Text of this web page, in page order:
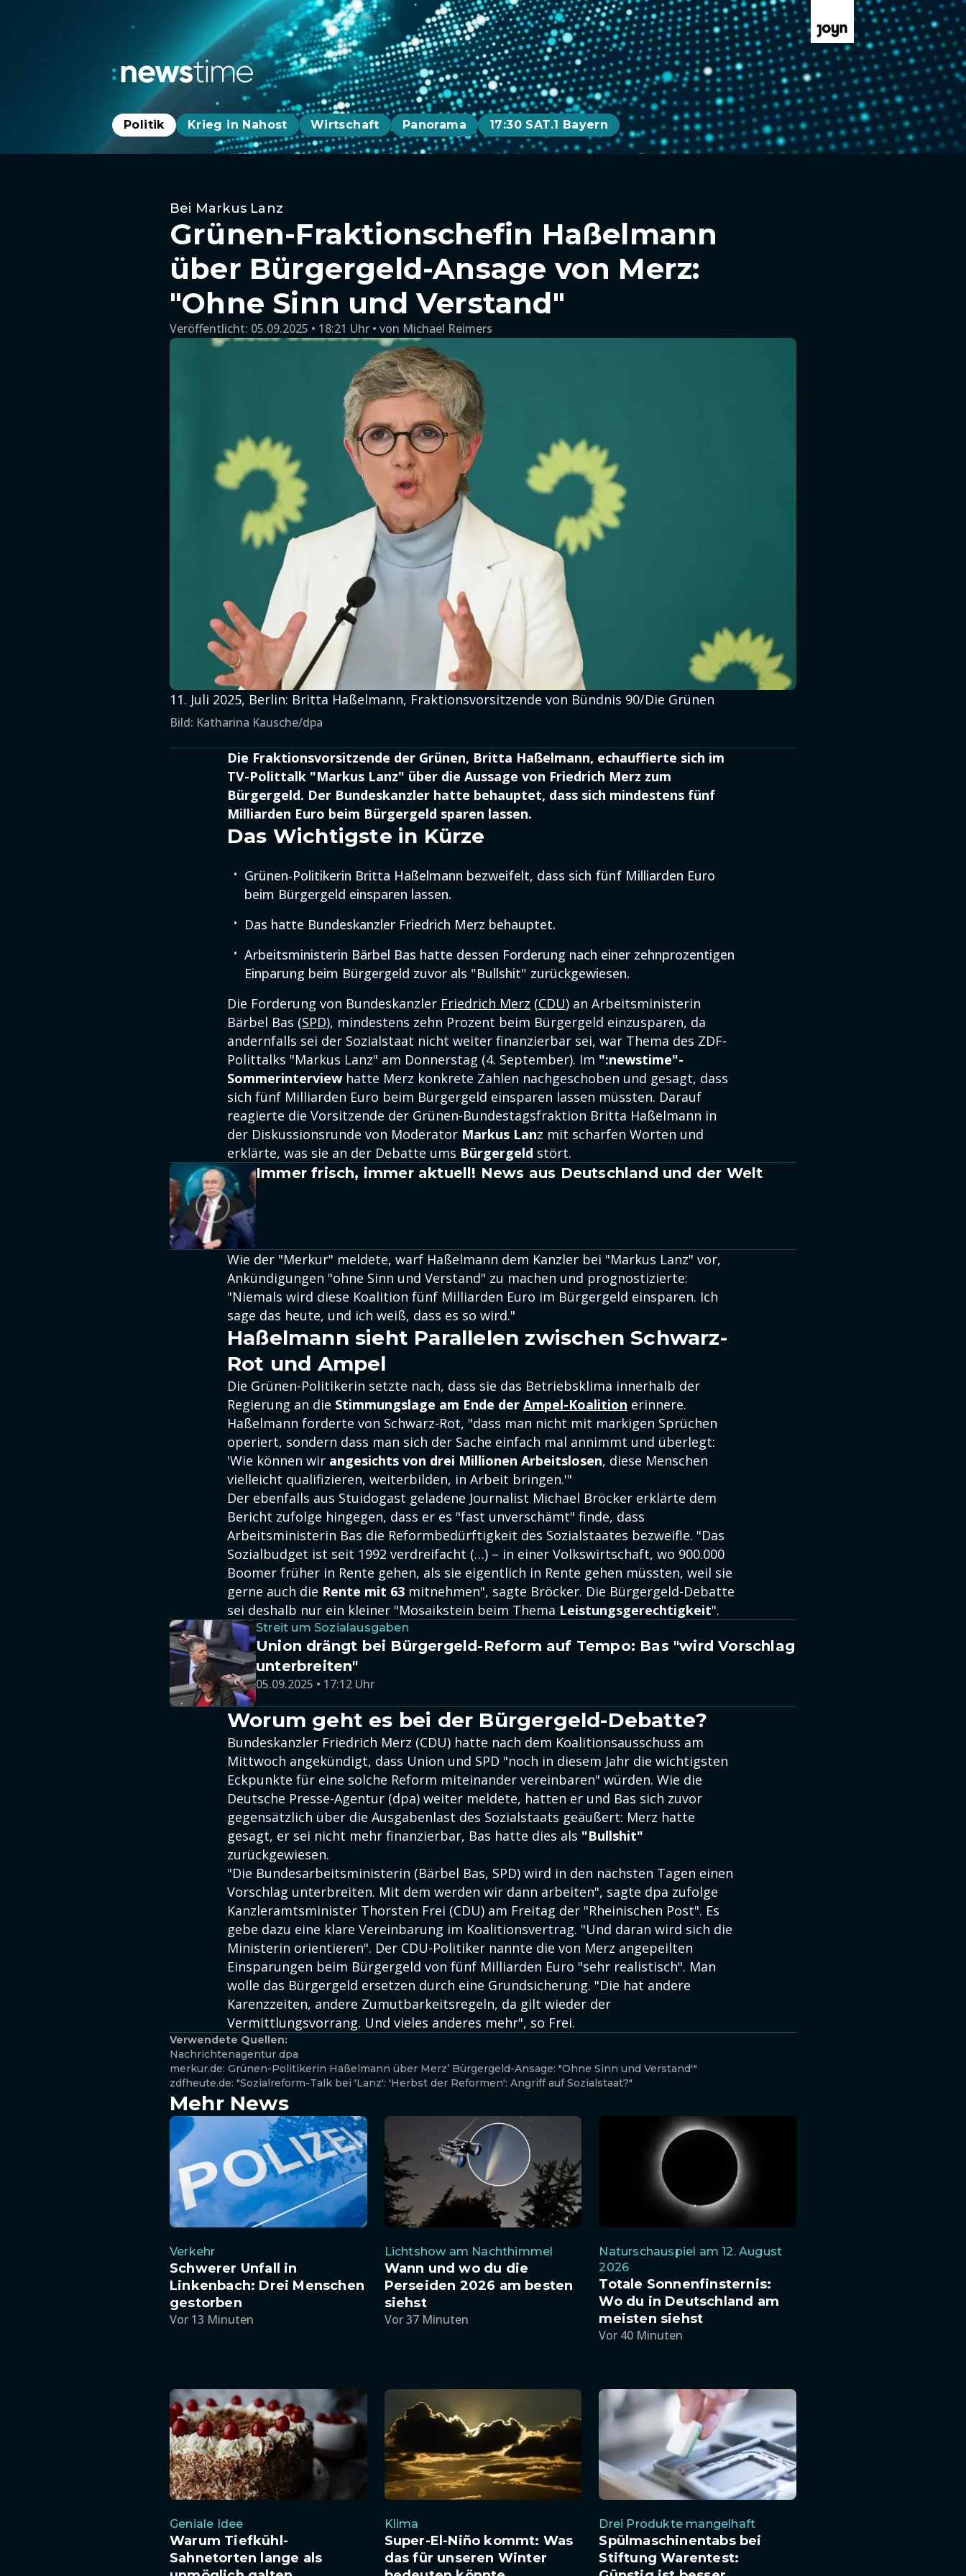
Politik Krieg in Nahost Wirtschaft Panorama 17:30 SAT.1 Bayern
Bei Markus Lanz
Grünen-Fraktionschefin Haßelmann
über Bürgergeld-Ansage von Merz:
"Ohne Sinn und Verstand"
Veröffentlicht: 05.09.2025 • 18:21 Uhr von Michael Reimers
11. Juli 2025, Berlin: Britta Haßelmann, Fraktionsvorsitzende von Bündnis 90/Die Grünen
Bild: Katharina Kausche/dpa
Die Fraktionsvorsitzende der Grünen, Britta Haßelmann, echauffierte sich im
TV-Polittalk "Markus Lanz" über die Aussage von Friedrich Merz zum
Bürgergeld. Der Bundeskanzler hatte behauptet, dass sich mindestens fünf
Milliarden Euro beim Bürgergeld sparen lassen.
Das Wichtigste in Kürze
Grünen-Politikerin Britta Haßelmann bezweifelt, dass sich fünf Milliarden Euro
beim Bürgergeld einsparen lassen.
Das hatte Bundeskanzler Friedrich Merz behauptet.
Arbeitsministerin Bärbel Bas hatte dessen Forderung nach einer zehnprozentigen
Einparung beim Bürgergeld zuvor als "Bullshit" zurückgewiesen.
Die Forderung von Bundeskanzler Friedrich Merz (CDU) an Arbeitsministerin
Bärbel Bas (SPD), mindestens zehn Prozent beim Bürgergeld einzusparen, da
andernfalls sei der Sozialstaat nicht weiter finanzierbar sei, war Thema des ZDF-
Polittalks "Markus Lanz" am Donnerstag (4. September). Im ":newstime"-
Sommerinterviewhatte Merz konkrete Zahlen nachgeschoben und gesagt, dass
sich fünf Milliarden Euro beim Bürgergeld einsparen lassen müssten. Darauf
reagierte die Vorsitzende der Grünen-Bundestagsfraktion Britta Haßelmann in
der Diskussionsrunde von Moderator Markus Lanz mit scharfen Worten und
erklärte, was sie an der Debatte ums Bürgergeld stört.
Immer frisch, immer aktuell! News aus Deutschland und der Welt
Wie der "Merkur" meldete, warf Haßelmann dem Kanzler bei "Markus Lanz" vor,
Ankündigungen "ohne Sinn und Verstand" zu machen und prognostizierte:
"Niemals wird diese Koalition fünf Milliarden Euro im Bürgergeld einsparen. Ich
sage das heute, und ich weiß, dass es so wird."
Haßelmann sieht Parallelen zwischen Schwarz-
Rot und Ampel
Die Grünen-Politikerin setzte nach, dass sie das Betriebsklima innerhalb der
Regierung an die Stimmungslage am Ende der Ampel-Koalition erinnere.
Haßelmann forderte von Schwarz-Rot, "dass man nicht mit markigen Sprüchen
operiert, sondern dass man sich der Sache einfach mal annimmt und überlegt:
'Wie können wir angesichts von drei Millionen Arbeitslosen, diese Menschen
vielleicht qualifizieren, weiterbilden, in Arbeit bringen.'"
Der ebenfalls aus Stuidogast geladene Journalist Michael Bröcker erklärte dem
Bericht zufolge hingegen, dass er es "fast unverschämt" finde, dass
Arbeitsministerin Bas die Reformbedürftigkeit des Sozialstaates bezweifle. "Das
Sozialbudget ist seit 1992 verdreifacht (…) – in einer Volkswirtschaft, wo 900.000
Boomer früher in Rente gehen, als sie eigentlich in Rente gehen müssten, weil sie
gerne auch die Rente mit 63 mitnehmen", sagte Bröcker. Die Bürgergeld-Debatte
sei deshalb nur ein kleiner "Mosaikstein beim Thema Leistungsgerechtigkeit".
Streit um Sozialausgaben
Union drängt bei Bürgergeld-Reform auf Tempo: Bas "wird Vorschlag
unterbreiten"
05.09.2025 • 17:12 Uhr
Worum geht es bei der Bürgergeld-Debatte?
Bundeskanzler Friedrich Merz (CDU) hatte nach dem Koalitionsausschuss am
Mittwoch angekündigt, dass Union und SPD "noch in diesem Jahr die wichtigsten
Eckpunkte für eine solche Reform miteinander vereinbaren" würden. Wie die
Deutsche Presse-Agentur (dpa) weiter meldete, hatten er und Bas sich zuvor
gegensätzlich über die Ausgabenlast des Sozialstaats geäußert: Merz hatte
gesagt, er sei nicht mehr finanzierbar, Bas hatte dies als "Bullshit"
zurückgewiesen.
"Die Bundesarbeitsministerin (Bärbel Bas, SPD) wird in den nächsten Tagen einen
Vorschlag unterbreiten. Mit dem werden wir dann arbeiten", sagte dpa zufolge
Kanzleramtsminister Thorsten Frei (CDU) am Freitag der "Rheinischen Post". Es
gebe dazu eine klare Vereinbarung im Koalitionsvertrag. "Und daran wird sich die
Ministerin orientieren". Der CDU-Politiker nannte die von Merz angepeilten
Einsparungen beim Bürgergeld von fünf Milliarden Euro "sehr realistisch". Man
wolle das Bürgergeld ersetzen durch eine Grundsicherung. "Die hat andere
Karenzzeiten, andere Zumutbarkeitsregeln, da gilt wieder der
Vermittlungsvorrang. Und vieles anderes mehr", so Frei.
Verwendete Quellen:
Nachrichtenagentur dpa
merkur.de: Grünen-Politikerin Haßelmann über Merz’ Bürgergeld-Ansage: "Ohne Sinn und Verstand'"
zdfheute.de: "Sozialreform-Talk bei 'Lanz': 'Herbst der Reformen': Angriff auf Sozialstaat?"
Mehr News
Verkehr
Schwerer Unfall in
Linkenbach: Drei Menschen
gestorben
Vor 13 Minuten
Lichtshow am Nachthimmel
Wann und wo du die
Perseiden 2026 am besten
siehst
Vor 37 Minuten
Naturschauspiel am 12. August
2026
Totale Sonnenfinsternis:
Wo du in Deutschland am
meisten siehst
Vor 40 Minuten
Geniale Idee
Warum Tiefkühl-
Sahnetorten lange als
Klima
Super-El-Niño kommt: Was
das für unseren Winter
Drei Produkte mangelhaft
Spülmaschinentabs bei
Stiftung Warentest: